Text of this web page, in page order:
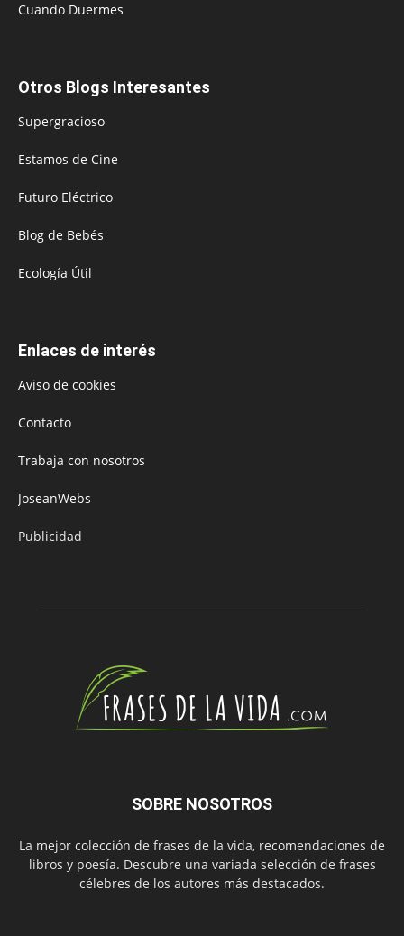
Cuando Duermes
Otros Blogs Interesantes
Supergracioso
Estamos de Cine
Futuro Eléctrico
Blog de Bebés
Ecología Útil
Enlaces de interés
Aviso de cookies
Contacto
Trabaja con nosotros
JoseanWebs
Publicidad
SOBRE NOSOTROS
La mejor colección de frases de la vida, recomendaciones de
libros y poesía. Descubre una variada selección de frases
célebres de los autores más destacados.